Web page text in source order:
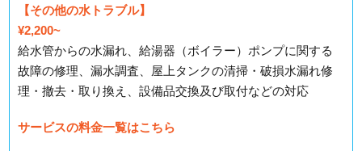
【その他の水トラブル】
¥2,200~
給水管からの水漏れ、給湯器（ボイラー）ポンプに関する
故障の修理、漏水調査、屋上タンクの清掃・破損水漏れ修
理・撤去・取り換え、設備品交換及び取付などの対応
サービスの料金一覧はこちら